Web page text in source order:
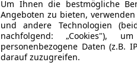
Um Ihnen die bestmögliche
Angeboten zu bieten,
und andere Technologien
nachfolgend: „Cookies"),
personenbezogene Daten (z.B.
darauf zuzugreifen.